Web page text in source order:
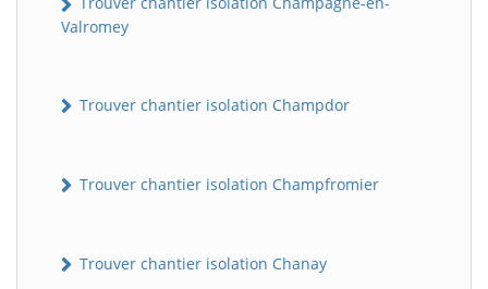
Valromey
Trouver chantier isolation Champdor
Trouver chantier isolation Champfromier
Trouver chantier isolation Chanay